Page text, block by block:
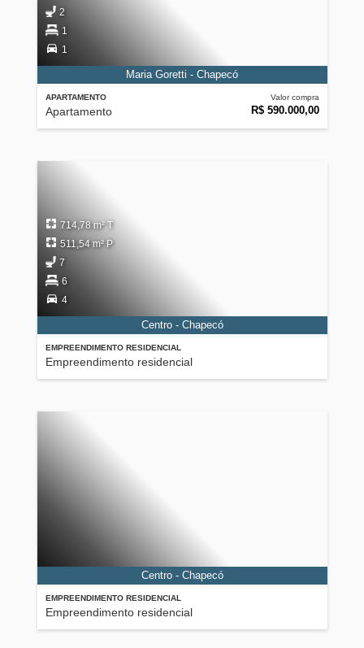
APARTAMENTO
Apartamento
Valor compra
R$ 590.000,00
2
1
1
Maria Goretti - Chapecó
EMPREENDIMENTO RESIDENCIAL
Empreendimento residencial
714,78 m² T
511,54 m² P
7
6
4
Centro - Chapecó
EMPREENDIMENTO RESIDENCIAL
Empreendimento residencial
Centro - Chapecó